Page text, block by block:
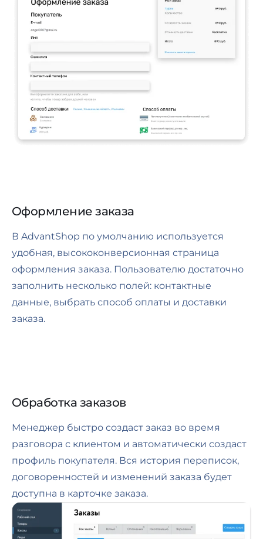
Оформление заказа
В AdvantShop по умолчанию используется
удобная, высококонверсионная страница
оформления заказа. Пользователю достаточно
заполнить несколько полей: контактные
данные, выбрать способ оплаты и доставки
заказа.
Обработка заказов
Менеджер быстро создаcт заказ во время
разговора с клиентом и автоматически создаcт
профиль покупателя. Вся история переписок,
договоренностей и изменений заказа будет
доступна в карточке заказа.